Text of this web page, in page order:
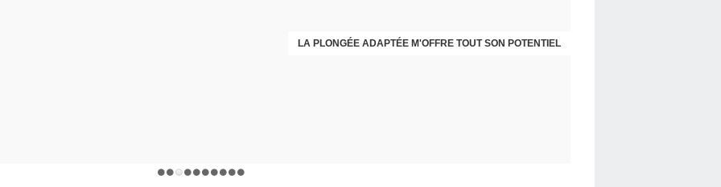
LA PLONGÉE ADAPTÉE M'OFFRE TOUT SON POTENTIEL